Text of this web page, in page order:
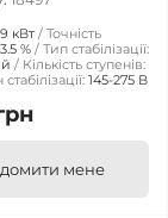
9 кВт
Точність
3.5 %
Тип стабілізації:
Кількість ступенів:
145-275 В
мене